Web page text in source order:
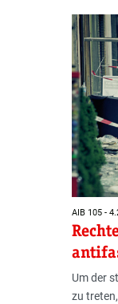
AIB 105 -
Um der
zu